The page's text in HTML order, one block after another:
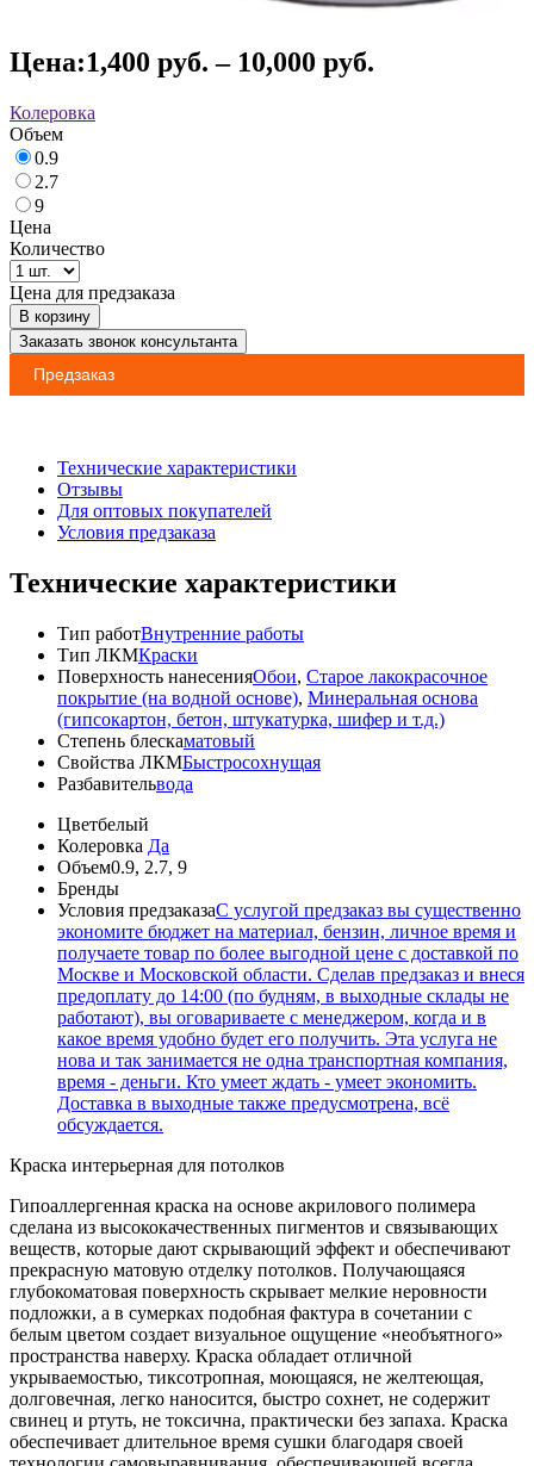
Цена:1,400 руб. – 10,000 руб.
Колеровка
Объем
0.9
2.7
9
Цена
Количество
Цена для предзаказа
В корзину
Заказать звонок консультанта
Предзаказ
Технические характеристики
Отзывы
Для оптовых покупателей
Условия предзаказа
Технические характеристики
Тип работВнутренние работы
Тип ЛКМКраски
Поверхность нанесенияОбои, Старое лакокрасочное
покрытие (на водной основе), Минеральная основа
(гипсокартон, бетон, штукатурка, шифер и т.д.)
Степень блескаматовый
Свойства ЛКМБыстросохнущая
Разбавительвода
Цветбелый
Колеровка Да
Объем0.9, 2.7, 9
Бренды
Условия предзаказаС услугой предзаказ вы существенно
экономите бюджет на материал, бензин, личное время и
получаете товар по более выгодной цене с доставкой по
Москве и Московской области. Сделав предзаказ и внеся
предоплату до 14:00 (по будням, в выходные склады не
работают), вы оговариваете с менеджером, когда и в
какое время удобно будет его получить. Эта услуга не
нова и так занимается не одна транспортная компания,
время - деньги. Кто умеет ждать - умеет экономить.
Доставка в выходные также предусмотрена, всё
обсуждается.
Краска интерьерная для потолков
Гипоаллергенная краска на основе акрилового полимера
сделана из высококачественных пигментов и связывающих
веществ, которые дают скрывающий эффект и обеспечивают
прекрасную матовую отделку потолков. Получающаяся
глубокоматовая поверхность скрывает мелкие неровности
подложки, а в сумерках подобная фактура в сочетании с
белым цветом создает визуальное ощущение «необъятного»
пространства наверху. Краска обладает отличной
укрываемостью, тиксотропная, моющаяся, не желтеющая,
долговечная, легко наносится, быстро сохнет, не содержит
свинец и ртуть, не токсична, практически без запаха. Краска
обеспечивает длительное время сушки благодаря своей